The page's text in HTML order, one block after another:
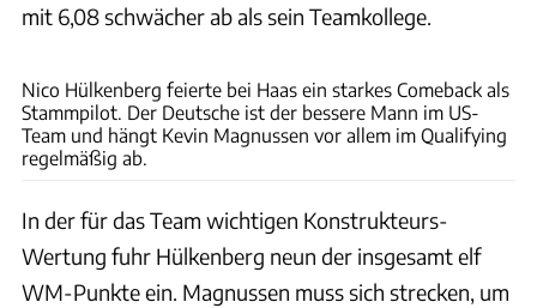
mit 6,08 schwächer ab als sein Teamkollege.
Nico Hülkenberg feierte bei Haas ein starkes Comeback als
Stammpilot. Der Deutsche ist der bessere Mann im US-
Team und hängt Kevin Magnussen vor allem im Qualifying
regelmäßig ab.
In der für das Team wichtigen Konstrukteurs-
Wertung fuhr Hülkenberg neun der insgesamt elf
WM-Punkte ein. Magnussen muss sich strecken, um